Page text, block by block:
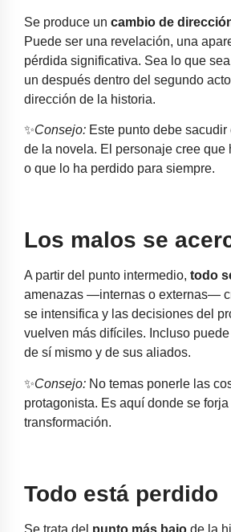
Se produce un cambio de
Puede ser una revelación, una
pérdida significativa. Sea lo que
un después dentro del segundo
dirección de la historia.
✨Consejo: Este punto debe sacudir
de la novela. El personaje cree
o que lo ha perdido para siempre.
Los malos se
A partir del punto intermedio, todo
amenazas —internas o externas—
se intensifica y las decisiones del
vuelven más difíciles. Incluso
de sí mismo y de sus aliados.
✨Consejo: No temas ponerle las
protagonista. Es aquí donde se forja
transformación.
Todo está perdido
Se trata del punto más bajo de la